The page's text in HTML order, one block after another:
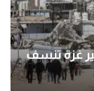
غزة تنسف